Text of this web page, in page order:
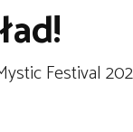
Festival